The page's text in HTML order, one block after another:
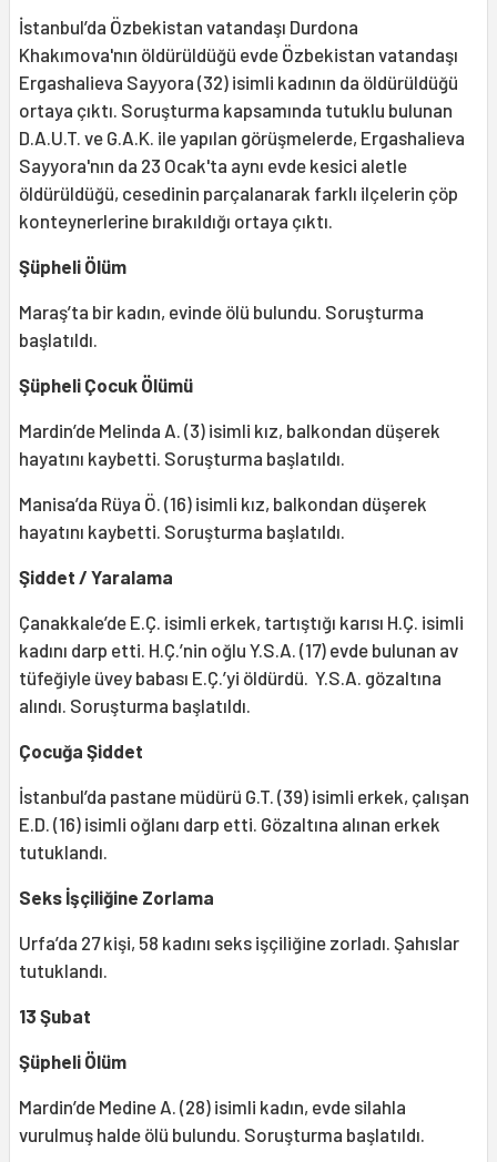
İstanbul’da Özbekistan vatandaşı Durdona
Khakımova'nın öldürüldüğü evde Özbekistan vatandaşı
Ergashalieva Sayyora (32) isimli kadının da öldürüldüğü
ortaya çıktı. Soruşturma kapsamında tutuklu bulunan
D.A.U.T. ve G.A.K. ile yapılan görüşmelerde, Ergashalieva
Sayyora'nın da 23 Ocak'ta aynı evde kesici aletle
öldürüldüğü, cesedinin parçalanarak farklı ilçelerin çöp
konteynerlerine bırakıldığı ortaya çıktı.
Şüpheli Ölüm
Maraş’ta bir kadın, evinde ölü bulundu. Soruşturma
başlatıldı.
Şüpheli Çocuk Ölümü
Mardin’de Melinda A. (3) isimli kız, balkondan düşerek
hayatını kaybetti. Soruşturma başlatıldı.
Manisa’da Rüya Ö. (16) isimli kız, balkondan düşerek
hayatını kaybetti. Soruşturma başlatıldı.
Şiddet / Yaralama
Çanakkale’de E.Ç. isimli erkek, tartıştığı karısı H.Ç. isimli
kadını darp etti. H.Ç.’nin oğlu Y.S.A. (17) evde bulunan av
tüfeğiyle üvey babası E.Ç.’yi öldürdü. Y.S.A. gözaltına
alındı. Soruşturma başlatıldı.
Çocuğa Şiddet
İstanbul’da pastane müdürü G.T. (39) isimli erkek, çalışan
E.D. (16) isimli oğlanı darp etti. Gözaltına alınan erkek
tutuklandı.
Seks İşçiliğine Zorlama
Urfa’da 27 kişi, 58 kadını seks işçiliğine zorladı. Şahıslar
tutuklandı.
13 Şubat
Şüpheli Ölüm
Mardin’de Medine A. (28) isimli kadın, evde silahla
vurulmuş halde ölü bulundu. Soruşturma başlatıldı.